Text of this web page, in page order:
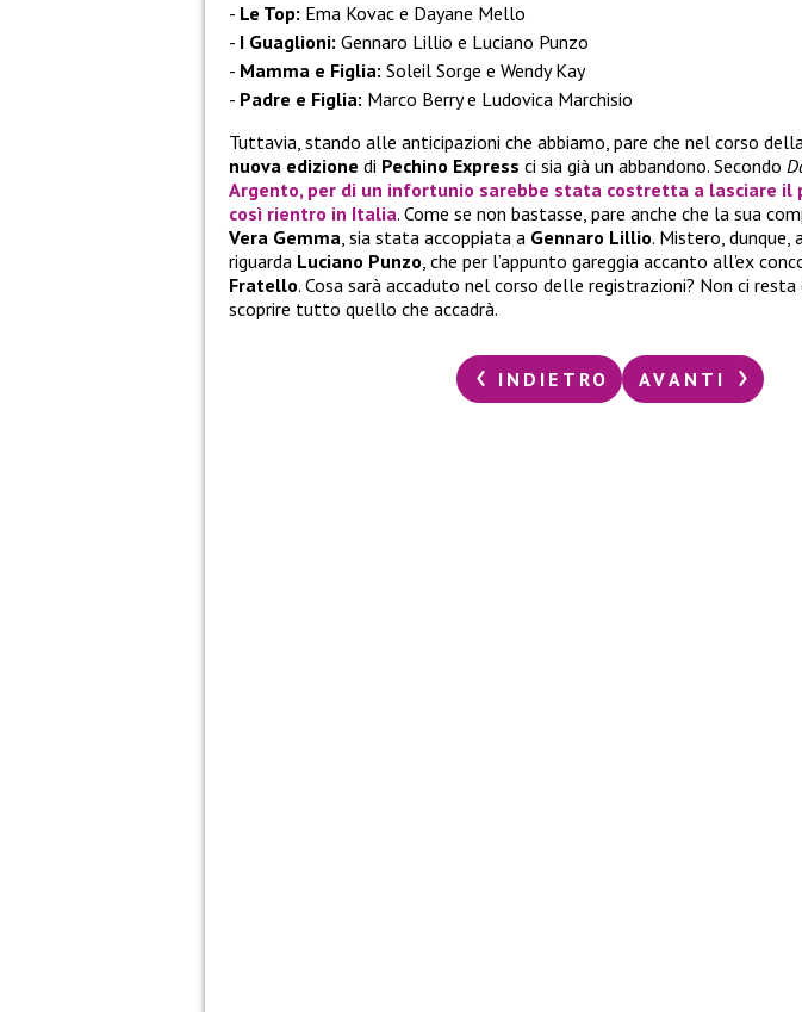
Le Top: Ema Kovac e Dayane Mello
I Guaglioni: Gennaro Lillio e Luciano Punzo
Mamma e Figlia: Soleil Sorge e Wendy Kay
Padre e Figlia: Marco Berry e Ludovica Marchisio
Tuttavia, stando alle anticipazioni che abbiamo, pare che nel corso
nuova edizione di Pechino Express ci sia già un abbandono. Secondo
Argento, per di un infortunio sarebbe stata costretta a lasciare il
così rientro in Italia. Come se non bastasse, pare anche che la sua
Vera Gemma, sia stata accoppiata a Gennaro Lillio. Mistero, dunque,
riguarda Luciano Punzo, che per l’appunto gareggia accanto all’ex
Fratello. Cosa sarà accaduto nel corso delle registrazioni? Non ci
scoprire tutto quello che accadrà.
INDIETRO AVANTI